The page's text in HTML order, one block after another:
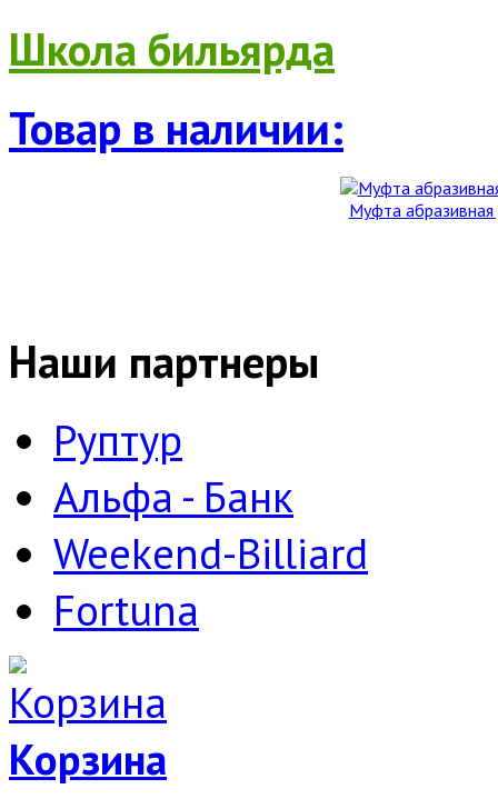
Школа бильярда
Товар в наличии:
Муфта
Наши партнеры
Руптур
Альфа - Банк
Weekend-Billiard
Fortuna
Корзина